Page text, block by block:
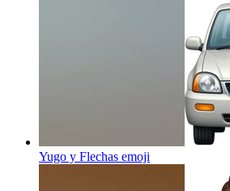
Yugo y Flechas emoji